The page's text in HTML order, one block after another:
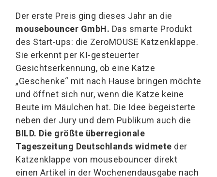
Der erste Preis ging dieses Jahr an die
mousebouncer GmbH. Das smarte Produkt
des Start-ups: die ZeroMOUSE Katzenklappe.
Sie erkennt per KI-gesteuerter
Gesichtserkennung, ob eine Katze
„Geschenke“ mit nach Hause bringen möchte
und öffnet sich nur, wenn die Katze keine
Beute im Mäulchen hat. Die Idee begeisterte
neben der Jury und dem Publikum auch die
BILD. Die größte überregionale
Tageszeitung Deutschlands widmete der
Katzenklappe von mousebouncer direkt
einen Artikel in der Wochenendausgabe nach